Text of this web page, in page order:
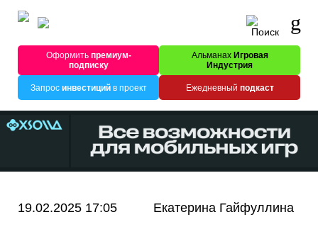
Оформитьпремиум-
подписку
Альманах Игровая
Индустрия
Запрос инвестицийв проект Ежедневный подкаст
19.02.2025 17:05 Екатерина Гайфуллина